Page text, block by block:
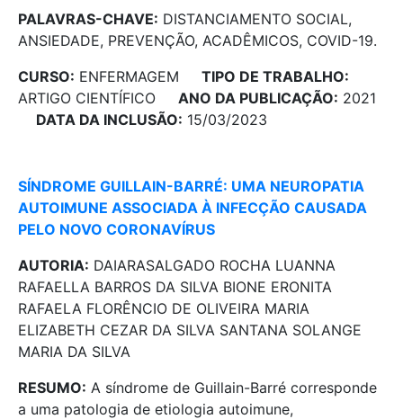
PALAVRAS-CHAVE: DISTANCIAMENTO SOCIAL,
ANSIEDADE, PREVENÇÃO, ACADÊMICOS, COVID-19.
CURSO: ENFERMAGEM
TIPO DE TRABALHO:
ARTIGO CIENTÍFICO
ANO DA PUBLICAÇÃO: 2021
DATA DA INCLUSÃO: 15/03/2023
SÍNDROME GUILLAIN-BARRÉ: UMA NEUROPATIA
AUTOIMUNE ASSOCIADA À INFECÇÃO CAUSADA
PELO NOVO CORONAVÍRUS
AUTORIA: DAIARASALGADO ROCHA LUANNA
RAFAELLA BARROS DA SILVA BIONE ERONITA
RAFAELA FLORÊNCIO DE OLIVEIRA MARIA
ELIZABETH CEZAR DA SILVA SANTANA SOLANGE
MARIA DA SILVA
RESUMO: A síndrome de Guillain-Barré corresponde
a uma patologia de etiologia autoimune,